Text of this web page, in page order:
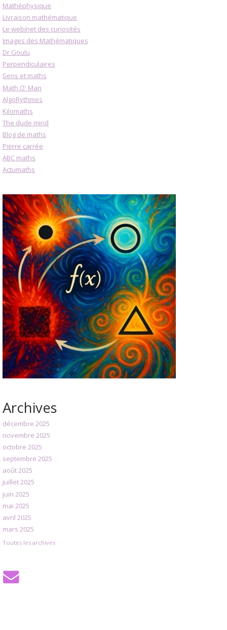
Mathéphysique
Livraison mathématique
Le webinet des curiosités
Images des Mathématiques
Dr Goulu
Perpendiculaires
Sens et maths
Math O' Man
AlgoRythmes
Kilomaths
The dude mind
Blog de maths
Pierre carrée
ABC maths
Actumaths
Archives
décembre 2025
novembre 2025
octobre 2025
septembre 2025
août 2025
juillet 2025
juin 2025
mai 2025
avril 2025
mars 2025
Toutes les archives